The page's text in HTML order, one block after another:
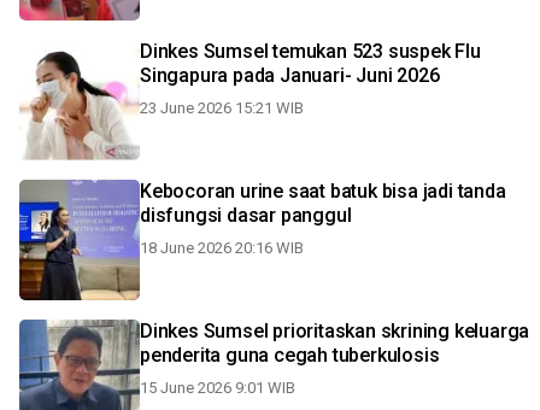
Dinkes Sumsel temukan 523 suspek Flu
Singapura pada Januari- Juni 2026
23 June 2026 15:21 WIB
Kebocoran urine saat batuk bisa jadi tanda
disfungsi dasar panggul
18 June 2026 20:16 WIB
Dinkes Sumsel prioritaskan skrining keluarga
penderita guna cegah tuberkulosis
15 June 2026 9:01 WIB